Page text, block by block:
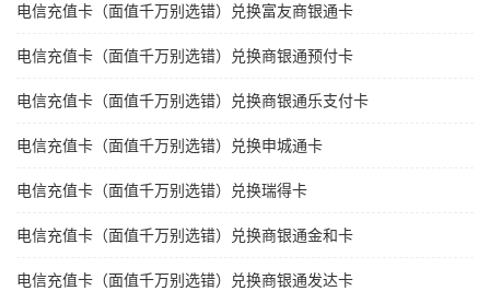
电信充值卡（面值千万别选错）兑换富友商银通卡
电信充值卡（面值千万别选错）兑换商银通预付卡
电信充值卡（面值千万别选错）兑换商银通乐支付卡
电信充值卡（面值千万别选错）兑换申城通卡
电信充值卡（面值千万别选错）兑换瑞得卡
电信充值卡（面值千万别选错）兑换商银通金和卡
电信充值卡（面值千万别选错）兑换商银通发达卡